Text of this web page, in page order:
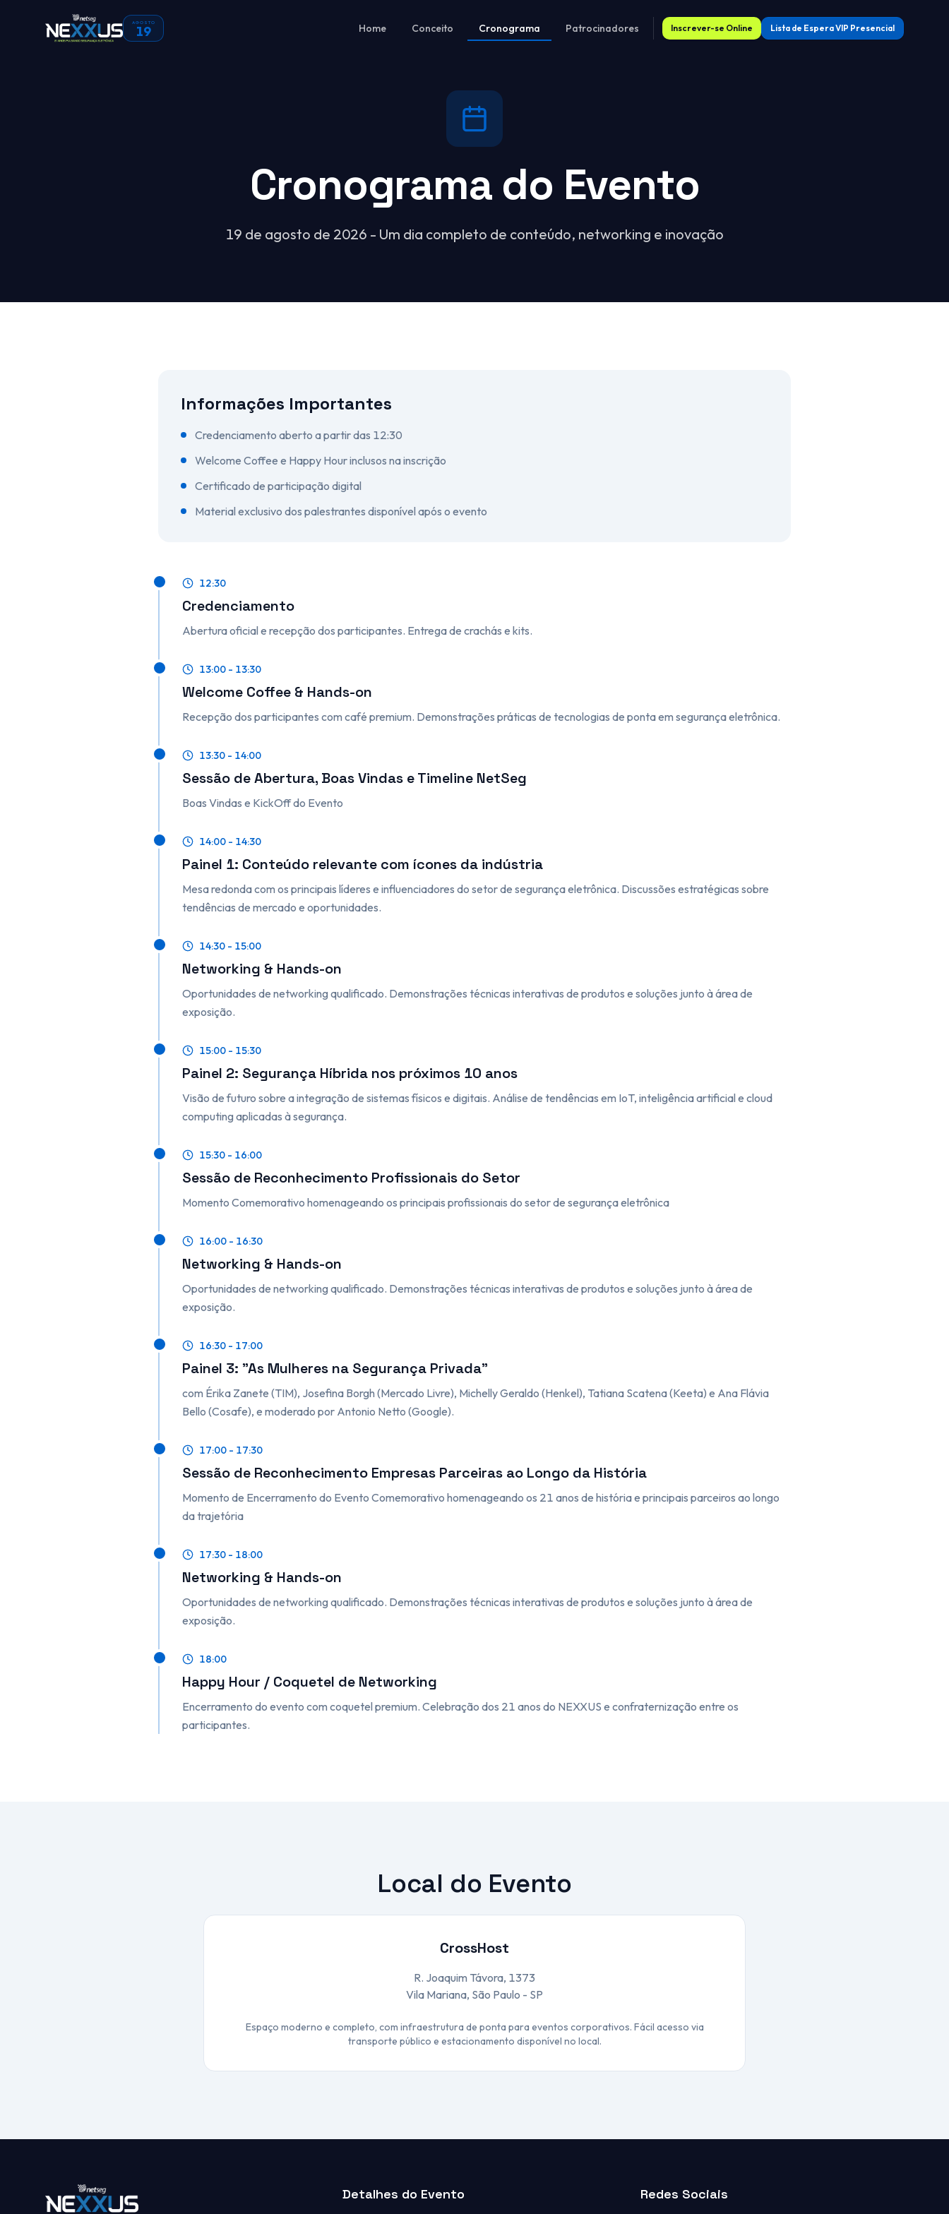
AGOSTO
19 Home Conceito Cronograma Patrocinadores Inscrever-se Online Lista de Espera VIP Presencial
Cronograma do Evento
19 de agosto de 2026 - Um dia completo de conteúdo, networking e inovação
Informações Importantes
Credenciamento aberto a partir das 12:30
Welcome Coffee e Happy Hour inclusos na inscrição
Certificado de participação digital
Material exclusivo dos palestrantes disponível após o evento
12:30
Credenciamento
Abertura oficial e recepção dos participantes. Entrega de crachás e kits.
13:00 - 13:30
Welcome Coffee & Hands-on
Recepção dos participantes com café premium. Demonstrações práticas de tecnologias de ponta em segurança eletrônica.
13:30 - 14:00
Sessão de Abertura, Boas Vindas e Timeline NetSeg
Boas Vindas e KickOff do Evento
14:00 - 14:30
Painel 1: Conteúdo relevante com ícones da indústria
Mesa redonda com os principais líderes e influenciadores do setor de segurança eletrônica. Discussões estratégicas sobre
tendências de mercado e oportunidades.
14:30 - 15:00
Networking & Hands-on
Oportunidades de networking qualificado. Demonstrações técnicas interativas de produtos e soluções junto à área de
exposição.
15:00 - 15:30
Painel 2: Segurança Híbrida nos próximos 10 anos
Visão de futuro sobre a integração de sistemas físicos e digitais. Análise de tendências em IoT, inteligência artificial e cloud
computing aplicadas à segurança.
15:30 - 16:00
Sessão de Reconhecimento Profissionais do Setor
Momento Comemorativo homenageando os principais profissionais do setor de segurança eletrônica
16:00 - 16:30
Networking & Hands-on
Oportunidades de networking qualificado. Demonstrações técnicas interativas de produtos e soluções junto à área de
exposição.
16:30 - 17:00
Painel 3: "As Mulheres na Segurança Privada"
com Érika Zanete (TIM), Josefina Borgh (Mercado Livre), Michelly Geraldo (Henkel), Tatiana Scatena (Keeta) e Ana Flávia
Bello (Cosafe), e moderado por Antonio Netto (Google).
17:00 - 17:30
Sessão de Reconhecimento Empresas Parceiras ao Longo da História
Momento de Encerramento do Evento Comemorativo homenageando os 21 anos de história e principais parceiros ao longo
da trajetória
17:30 - 18:00
Networking & Hands-on
Oportunidades de networking qualificado. Demonstrações técnicas interativas de produtos e soluções junto à área de
exposição.
18:00
Happy Hour / Coquetel de Networking
Encerramento do evento com coquetel premium. Celebração dos 21 anos do NEXXUS e confraternização entre os
participantes.
Local do Evento
CrossHost
R. Joaquim Távora, 1373
Vila Mariana, São Paulo - SP
Espaço moderno e completo, com infraestrutura de ponta para eventos corporativos. Fácil acesso via
transporte público e estacionamento disponível no local.
Detalhes do Evento Redes Sociais